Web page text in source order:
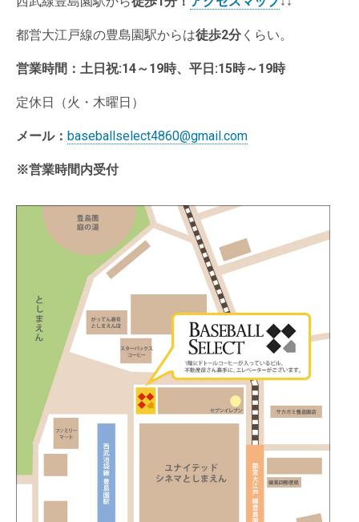
都営大江戸線の豊島園駅からは徒歩2分 くらい。
営業時間：土日祝:14～19時、平日:15時～19時
定休日（火・木曜日）
メール： baseballselect4860@gmail.com
※営業時間内受付